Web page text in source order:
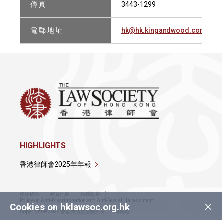
傳 真 3443-1299
電 郵 地 址 hk@hk.kingandwood.com
×
Cookies on hklawsoc.org.hk
HIGHLIGHTS
香港律師會2025年年報
使用條款 網頁地圖
私隱政策
Policy on Anti-Discrimination and Anti-Sexual Harassment
Copyright © 2026 香港律師會版權所有，不得轉載